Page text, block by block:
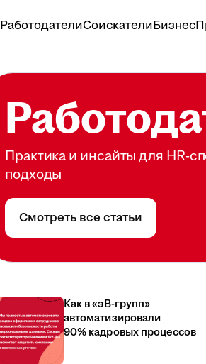
РаботодателиСоискателиБизнес
Практика и инсайты для HR-
подходы
Смотреть все статьи
Как в «эВ-групп»
автоматизировали
90% кадровых процессов